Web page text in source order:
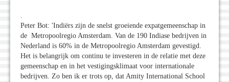
.
Peter Bot: 'Indiërs zijn de snelst groeiende expatgemeenschap in
de Metropoolregio Amsterdam. Van de 190 Indiase bedrijven in
Nederland is 60% in de Metropoolregio Amsterdam gevestigd.
Het is belangrijk om continu te investeren in de relatie met deze
gemeenschap en in het vestigingsklimaat voor internationale
bedrijven. Zo ben ik er trots op, dat Amity International School